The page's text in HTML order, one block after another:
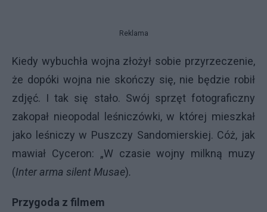
Reklama
Kiedy wybuchła wojna złożył sobie przyrzeczenie,
że dopóki wojna nie skończy się, nie będzie robił
zdjęć. I tak się stało. Swój sprzęt fotograficzny
zakopał nieopodal leśniczówki, w której mieszkał
jako leśniczy w Puszczy Sandomierskiej. Cóż, jak
mawiał Cyceron: „W czasie wojny milkną muzy
(Inter arma silent Musae).
Przygoda z filmem